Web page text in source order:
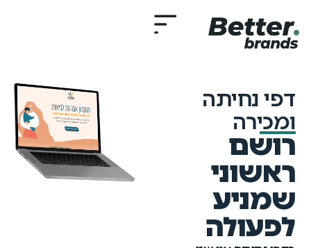
דפי נחיתה
ומכירה
רושם
ראשוני
שמניע
לפעולה